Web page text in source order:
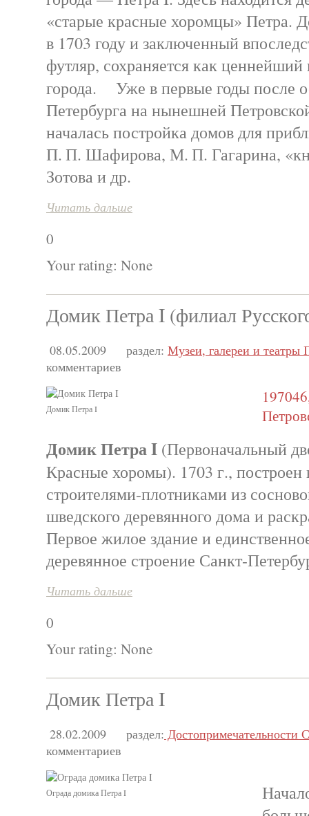
«старые красные хоромцы» Петра.
в 1703 году и заключенный
футляр, сохраняется как
города. Уже в первые годы после
Петербурга на нынешней
началась постройка домов для
П. П. Шафирова, М. П. Гагарина,
Зотова и др.
Читать дальше
0
Your rating: None
Домик Петра I (филиал
08.05.2009 раздел: Музеи, галереи и театры
комментариев
Домик Петра I
Домик Петра I (Первоначальный
Красные хоромы). 1703 г., построен
строителями-плотниками из
шведского деревянного дома и
Первое жилое здание и
деревянное строение Санкт-
Читать дальше
0
Your rating: None
Домик Петра I
28.02.2009 раздел: Достопримечательности
комментариев
Ограда домика Петра I